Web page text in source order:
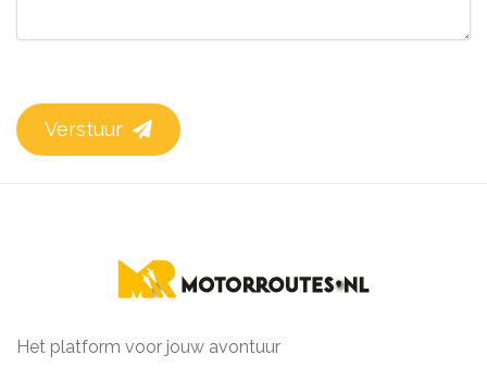
Verstuur
Het platform voor jouw avontuur